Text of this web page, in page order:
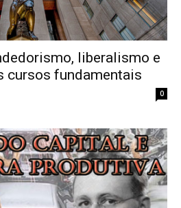
liberalismo e
cursos fundamentais
0